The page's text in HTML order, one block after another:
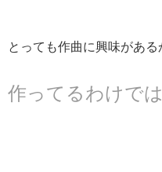
とっても作曲に興味がある
作ってるわけで